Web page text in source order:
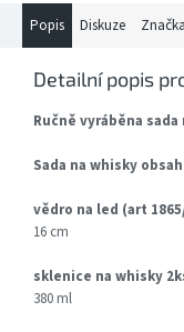
Popis Diskuze Značka
Detailní popis
Ručně vyráběna
Sada na whisky
vědro na led (art
16 cm
sklenice na whisky
380 ml